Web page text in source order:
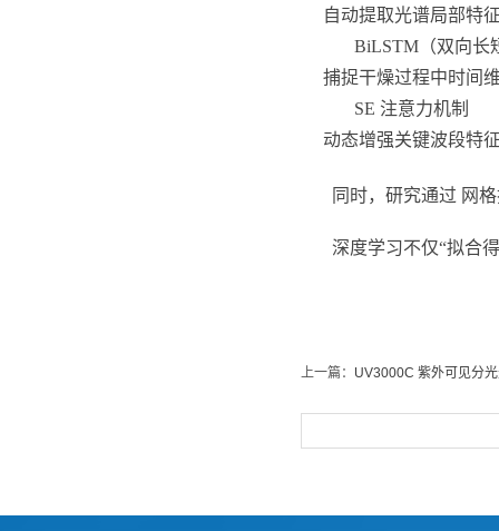
自动提取光谱局部特
BiLSTM（双向长
捕捉干燥过程中时间
SE 注意力机制
动态增强关键波段特
同时，研究通过 网
深度学习不仅“拟合
上一篇： UV3000C 紫外可见分